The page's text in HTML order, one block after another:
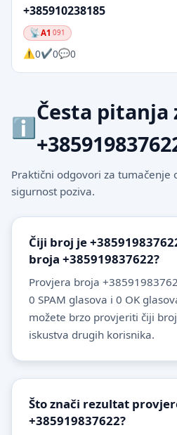
+385910238185
A1 091
0 0 0
Česta pitanja
Praktični odgovori za tumačenje
sigurnost poziva.
Čiji broj je
broja +385919837622?
Provjera broja
0 SPAM glasova i 0 OK
možete brzo provjeriti čiji
iskustva drugih korisnika.
Što znači rezultat
+385919837622?